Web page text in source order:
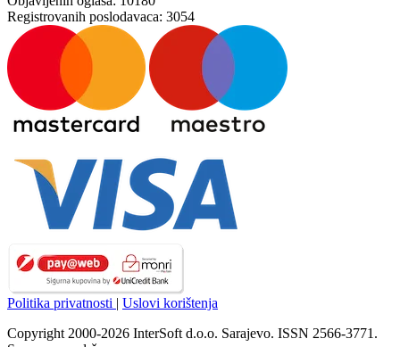
Registrovanih poslodavaca: 3054
Politika privatnosti | Uslovi korištenja
Copyright 2000-2026 InterSoft d.o.o. Sarajevo. ISSN 2566-3771.